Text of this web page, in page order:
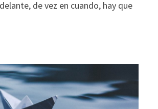
de vez en cuando, hay que